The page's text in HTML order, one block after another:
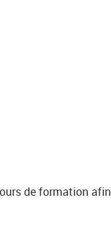
de formation afin